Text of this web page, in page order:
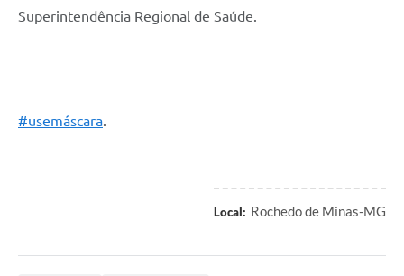
Superintendência Regional de Saúde.
#usemáscara
Local: Rochedo de Minas-MG